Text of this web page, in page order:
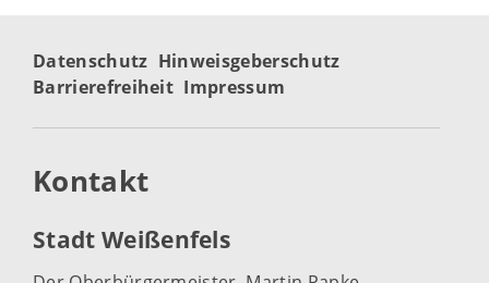
Datenschutz Hinweisgeberschutz
Barrierefreiheit Impressum
Kontakt
Stadt Weißenfels